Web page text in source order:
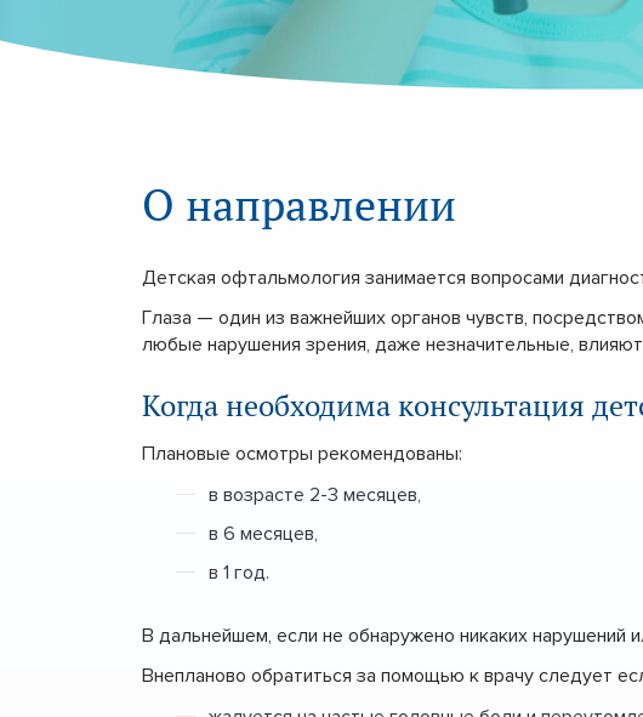
О направлении
Детская офтальмология занимается вопросами
Глаза — один из важнейших органов чувств,
любые нарушения зрения, даже незначительные,
Когда необходима консультация
Плановые осмотры рекомендованы:
в возрасте 2-3 месяцев,
в 6 месяцев,
в 1 год.
В дальнейшем, если не обнаружено никаких нарушений
Внепланово обратиться за помощью к врачу следует